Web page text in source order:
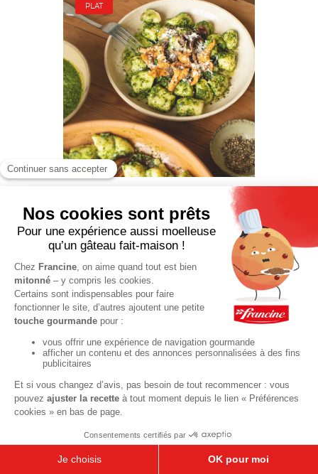
PLAT
Gnocchis au
pesto
d’épinards et
champignons
70 min
PLAT